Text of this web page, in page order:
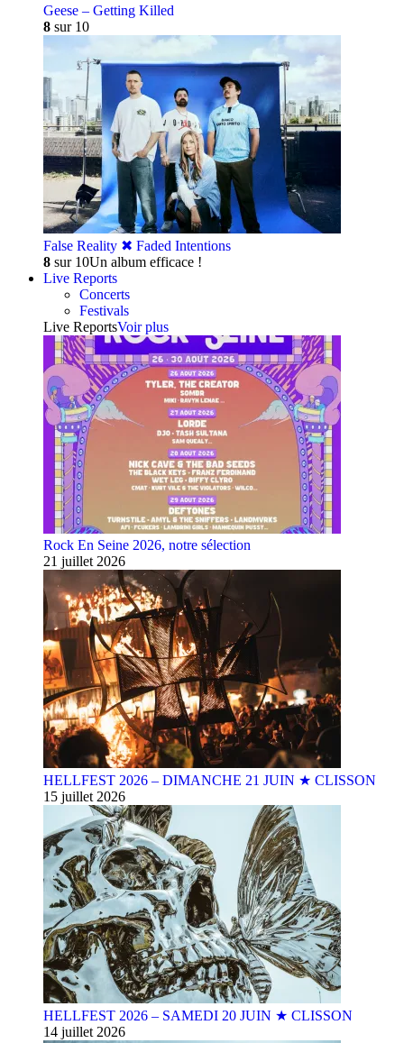
Geese – Getting Killed
8 sur 10
False Reality ✖︎ Faded Intentions
8 sur 10Un album efficace !
Live Reports
Concerts
Festivals
Live ReportsVoir plus
Rock En Seine 2026, notre sélection
21 juillet 2026
HELLFEST 2026 – DIMANCHE 21 JUIN ★ CLISSON
15 juillet 2026
HELLFEST 2026 – SAMEDI 20 JUIN ★ CLISSON
14 juillet 2026